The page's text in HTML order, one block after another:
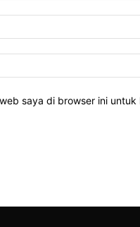
saya di browser ini